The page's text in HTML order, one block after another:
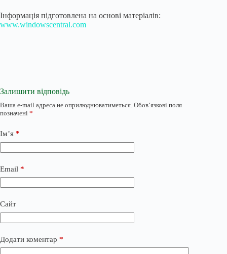
Інформація підготовлена на основі матеріалів:
www.windowscentral.com
Залишити відповідь
Ваша e-mail адреса не оприлюднюватиметься. Обов’язкові поля
позначені *
Ім’я *
Email *
Сайт
Додати коментар *